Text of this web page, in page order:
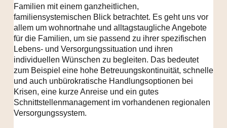
Familien mit einem ganzheitlichen,
familiensystemischen Blick betrachtet. Es geht uns vor
allem um wohnortnahe und alltagstaugliche Angebote
für die Familien, um sie passend zu ihrer spezifischen
Lebens- und Versorgungssituation und ihren
individuellen Wünschen zu begleiten. Das bedeutet
zum Beispiel eine hohe Betreuungskontinuität, schnelle
und auch unbürokratische Handlungsoptionen bei
Krisen, eine kurze Anreise und ein gutes
Schnittstellenmanagement im vorhandenen regionalen
Versorgungssystem.